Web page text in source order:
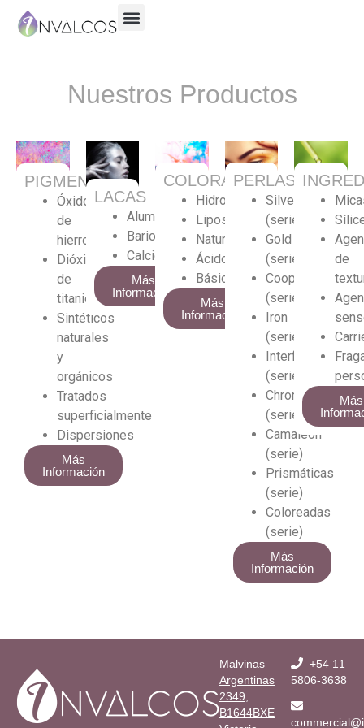
Nuestros Productos
PIGMENTOS
Óxido
de
hierro
Dióxido
de
titanio
Sintéticos
naturales
y
orgánicos
Tratados
superficialmente
Dispersiones
Más
Información
LACAS
Aluminio
Bario
Calcio
Más
Información
COLORANTES
Hidrosolubles
Liposolubles
Naturales
Ácidos
Básicos
Más
Información
PERLAS
Silver
(serie)
Gold
(serie)
Cooper
(serie)
Iron
(serie)
Interferencia
(serie)
Chromáticas
(serie)
Camaleón
(serie)
Prismáticas
(serie)
Coloreadas
(serie)
Más
Información
de
Más
Malvinas
Argentinas
2349,
B1644BXE
+54 11
5806-3638